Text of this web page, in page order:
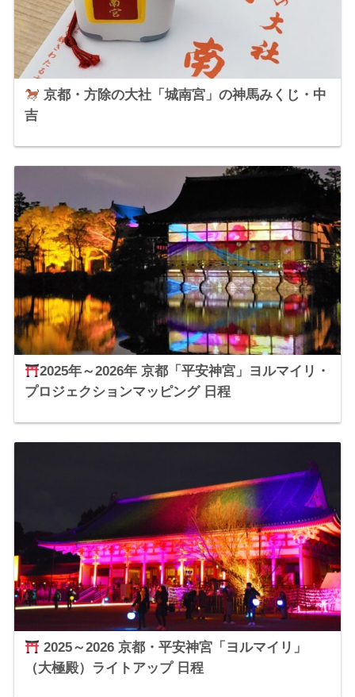
京都・方除の大社「城南宮」の神馬みくじ・中
吉
2025年～2026年 京都「平安神宮」ヨルマイリ・
プロジェクションマッピング 日程
2025～2026 京都・平安神宮「ヨルマイリ」
（大極殿）ライトアップ 日程